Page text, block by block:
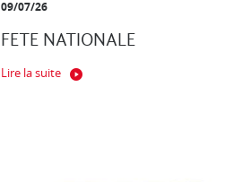
09/07/26
FETE NATIONALE
Lire la suite